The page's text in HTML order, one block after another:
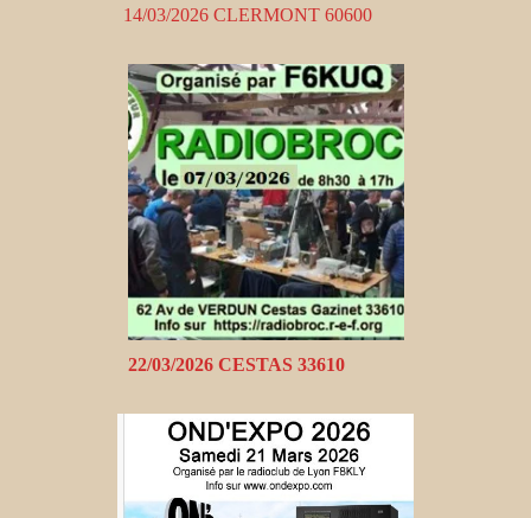
14/03/2026 CLERMONT 60600
22/03/2026 CESTAS 33610